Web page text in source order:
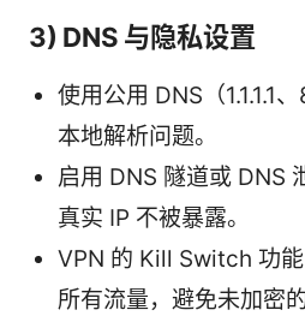
3) DNS 与隐私设置
使用公用 DNS（1.1.1.1
本地解析问题。
启用 DNS 隧道或 DNS
真实 IP 不被暴露。
VPN 的 Kill Switch 功
所有流量，避免未加密